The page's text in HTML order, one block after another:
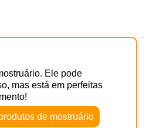
Ele pode
mas está em perfeitas
de mostruário